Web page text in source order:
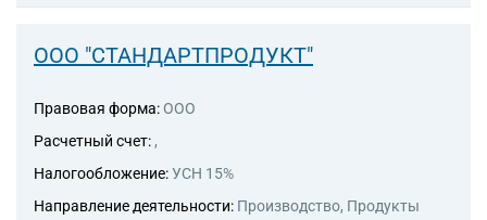
ООО "СТАНДАРТПРОДУКТ"
Правовая форма: ООО
Расчетный счет: ,
Налогообложение:УСН 15%
Направление деятельности: Производство, Продукты